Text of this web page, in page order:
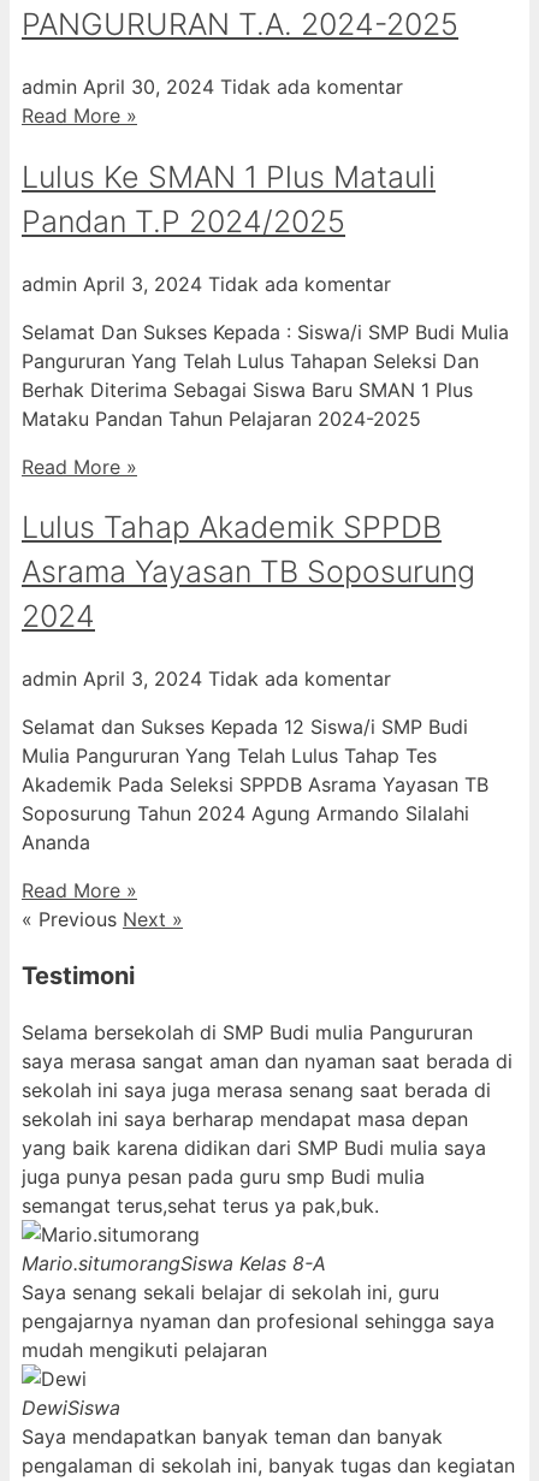
PANGURURAN T.A. 2024-2025
admin April 30, 2024 Tidak ada komentar
Read More »
Lulus Ke SMAN 1 Plus Matauli
Pandan T.P 2024/2025
admin April 3, 2024 Tidak ada komentar
Selamat Dan Sukses Kepada : Siswa/i SMP Budi Mulia
Pangururan Yang Telah Lulus Tahapan Seleksi Dan
Berhak Diterima Sebagai Siswa Baru SMAN 1 Plus
Mataku Pandan Tahun Pelajaran 2024-2025
Read More »
Lulus Tahap Akademik SPPDB
Asrama Yayasan TB Soposurung
2024
admin April 3, 2024 Tidak ada komentar
Selamat dan Sukses Kepada 12 Siswa/i SMP Budi
Mulia Pangururan Yang Telah Lulus Tahap Tes
Akademik Pada Seleksi SPPDB Asrama Yayasan TB
Soposurung Tahun 2024 Agung Armando Silalahi
⁠Ananda
Read More »
« Previous Next »
Testimoni
Selama bersekolah di SMP Budi mulia Pangururan
saya merasa sangat aman dan nyaman saat berada di
sekolah ini saya juga merasa senang saat berada di
sekolah ini saya berharap mendapat masa depan
yang baik karena didikan dari SMP Budi mulia saya
juga punya pesan pada guru smp Budi mulia
semangat terus,sehat terus ya pak,buk.
Mario.situmorangSiswa Kelas 8-A
Saya senang sekali belajar di sekolah ini, guru
pengajarnya nyaman dan profesional sehingga saya
mudah mengikuti pelajaran
DewiSiswa
Saya mendapatkan banyak teman dan banyak
pengalaman di sekolah ini, banyak tugas dan kegiatan